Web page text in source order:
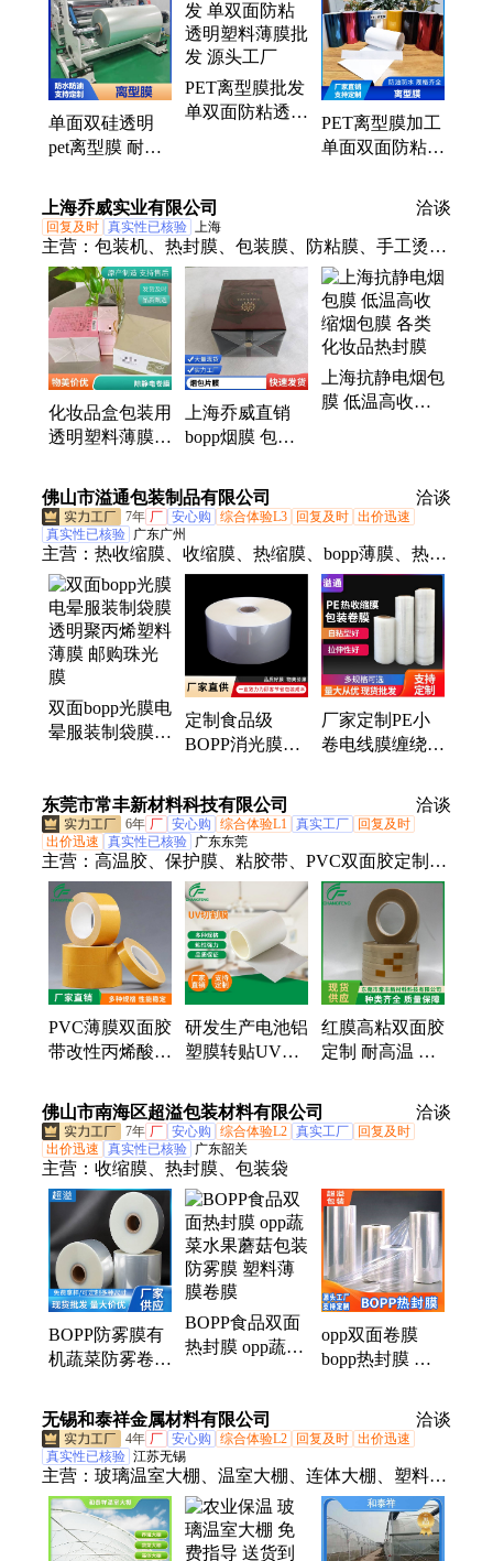
保护膜
单面双硅透明
pet离型膜 耐高
薄膜厂家批发
PET离型膜批发
单双面防粘透明
PET离型膜加工
单面双面防粘隔
上海乔威实业有限公司 洽谈
回复及时 真实性已核验 上海
主营： 包装机、热封膜、包装膜、防粘膜、手工烫
板、手工包机器包、装瓶装袋装盒子
化妆品盒包装用
透明塑料薄膜三
卷膜2.3丝防粘
包装膜双面涂层
防刮膜
上海乔威直销
bopp烟膜 包装
透明度 支持定
制
上海抗静电烟包
膜 低温高收缩
佛山市溢通包装制品有限公司 洽谈
7年 厂 安心购 综合体验L3 回复及时 出价迅速
真实性已核验 广东广州
主营： 热收缩膜、收缩膜、热缩膜、bopp薄膜、热缩
袋、pof收缩膜、交联膜、pvc收缩膜、热封膜、气泡
膜、密封袋、自封袋、珍珠棉、泡棉、opp胶袋、纸
护角、纸包角、包装袋、包装膜、泡泡袋、快递袋、
印刷膜、pe膜、泡沫
双面bopp光膜电
晕服装制袋膜
膜
定制食品级
BOPP消光膜非
装薄膜单面双面
电晕哑光膜
厂家定制PE小
卷电线膜缠绕膜
膜捆蔬菜膜封口
膜
东莞市常丰新材料科技有限公司 洽谈
6年 厂 安心购 综合体验L1 真实工厂
回复及时
出价迅速
真实性已核验 广东东莞
主营： 高温胶、保护膜、粘胶带、PVC双面胶定制、
散热片、锂电池、面胶带、电池膜、失粘膜、高温
膜、硅胶带、切割膜、解粘胶、解粘膜、黑白膜、固
化膜、连接器、挂钩胶、冲压板、单双灯、石墨片、
泡棉胶、石墨粉、抗酸膜、铝塑膜、定位膜
PVC薄膜双面胶
带改性丙烯酸高
饰固定
研发生产电池铝
塑膜转贴UV膜
保护胶带
红膜高粘双面胶
定制 耐高温 生
佛山市南海区超溢包装材料有限公司 洽谈
7年 厂 安心购 综合体验L2 真实工厂
回复及时
出价迅速
真实性已核验 广东韶关
主营： 收缩膜、热封膜、包装袋
BOPP防雾膜有
机蔬菜防雾卷膜
双面电晕冷链印
刷膜
BOPP食品双面
热封膜 opp蔬菜
卷膜
opp双面卷膜
bopp热封膜 一
装膜 口罩塑料
薄膜
无锡和泰祥金属材料有限公司 洽谈
4年 厂 安心购 综合体验L2 回复及时 出价迅速
真实性已核验 江苏无锡
主营： 玻璃温室大棚、温室大棚、连体大棚、塑料薄
膜、蔬菜大棚、大棚骨架、养殖大棚、大棚全套、连
栋大棚、单体大棚、外遮阳连栋大棚、椭圆管大棚、
简易连体大棚、葡萄大棚、西瓜大棚、草莓大棚